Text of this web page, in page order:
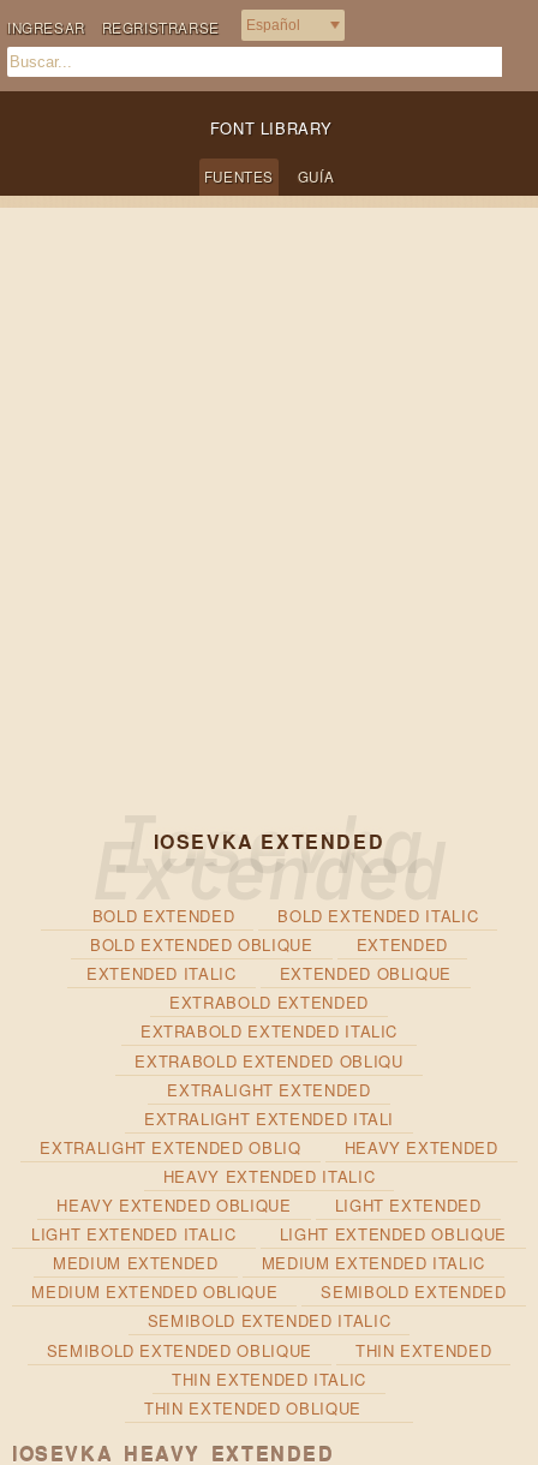
INGRESAR REGRISTRARSE
FONT LIBRARY
FUENTES GUÍA
IOSEVKA EXTENDED
BOLD EXTENDED
BOLD EXTENDED ITALIC
BOLD EXTENDED OBLIQUE
EXTENDED
EXTENDED ITALIC
EXTENDED OBLIQUE
EXTRABOLD EXTENDED
EXTRABOLD EXTENDED ITALIC
EXTRABOLD EXTENDED OBLIQU
EXTRALIGHT EXTENDED
EXTRALIGHT EXTENDED ITALI
EXTRALIGHT EXTENDED OBLIQ
HEAVY EXTENDED
HEAVY EXTENDED ITALIC
HEAVY EXTENDED OBLIQUE
LIGHT EXTENDED
LIGHT EXTENDED ITALIC
LIGHT EXTENDED OBLIQUE
MEDIUM EXTENDED
MEDIUM EXTENDED ITALIC
MEDIUM EXTENDED OBLIQUE
SEMIBOLD EXTENDED
SEMIBOLD EXTENDED ITALIC
SEMIBOLD EXTENDED OBLIQUE
THIN EXTENDED
THIN EXTENDED ITALIC
THIN EXTENDED OBLIQUE
IOSEVKA HEAVY EXTENDED